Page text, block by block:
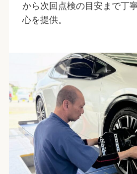
から次回点検の目安まで丁
心を提供。